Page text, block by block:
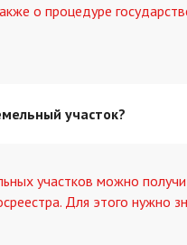
о процедуре
участок?
участков можно
Для этого нужно